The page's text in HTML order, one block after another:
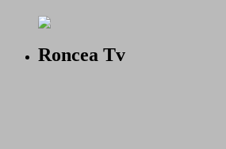
Roncea Tv